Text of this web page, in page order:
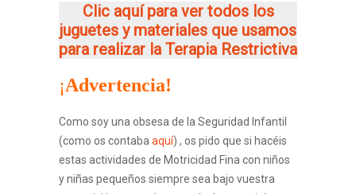
Clic aquí para ver todos los
juguetes y materiales que usamos
para realizar la Terapia Restrictiva
¡Advertencia!
Como soy una obsesa de la Seguridad Infantil
(como os contaba aquí) , os pido que si hacéis
estas actividades de Motricidad Fina con niños
y niñas pequeños siempre sea bajo vuestra